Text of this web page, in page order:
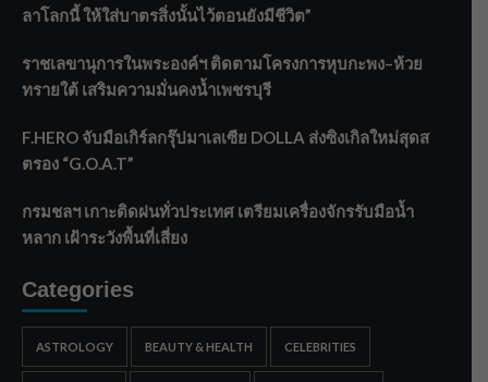
ลาโลกนี้ ให้ใส่บาตรสิ่งนั้นไว้ตอนยังมีชีวิต”
ราชเลขานุการในพระองค์ฯ ติดตามโครงการหุบกะพง–ห้วย
ทรายใต้ เสริมความมั่นคงน้ำเพชรบุรี
F.HERO จับมือเกิร์ลกรุ๊ปมาเลเซีย DOLLA ส่งซิงเกิลใหม่สุดส
ตรอง “G.O.A.T”
กรมชลฯ เกาะติดฝนทั่วประเทศ เตรียมเครื่องจักรรับมือน้ำ
หลาก เฝ้าระวังพื้นที่เสี่ยง
Categories
ASTROLOGY BEAUTY & HEALTH CELEBRITIES